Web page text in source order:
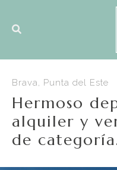
Brava, Punta del Este
Hermoso
alquiler y
de